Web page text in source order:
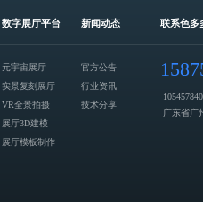
数字展厅平台
元宇宙展厅
实景复刻展厅
VR全景拍摄
展厅3D建模
展厅模板制作
新闻动态
官方公告
行业资讯
技术分享
联系色多
广东省广